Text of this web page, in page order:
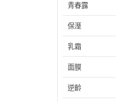
青春露
保溼
乳霜
面膜
逆齡